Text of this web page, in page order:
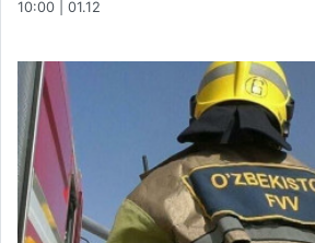
10:00 | 01.12